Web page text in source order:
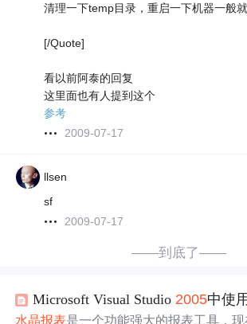
清理一下temp目录，重启一下机器一般
[/Quote]
看以前阿泰的回复
这里面也有人提到这个
参考
2009-07-17
llsen
sf
2009-07-17
——到底了——
Microsoft Visual Studio 2005中使
水晶报表是一个功能强大的报表工具，现